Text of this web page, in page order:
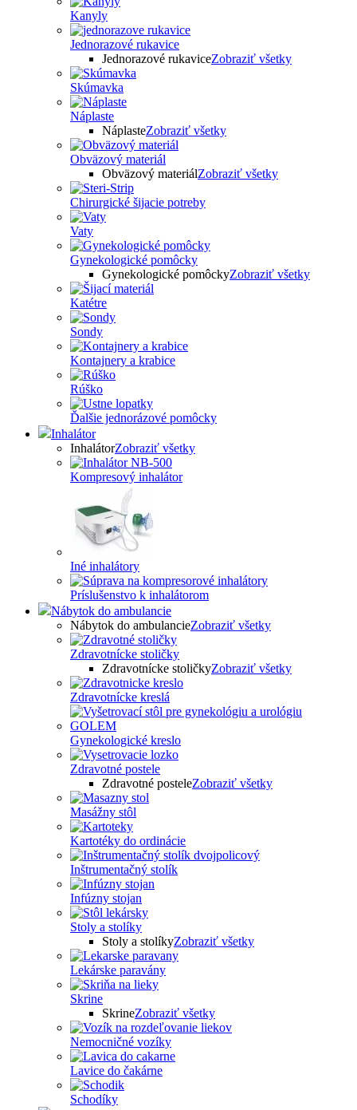
Kanyly
Jednorazové rukavice
Jednorazové rukaviceZobraziť všetky
Skúmavka
Náplaste
NáplasteZobraziť všetky
Obväzový materiál
Obväzový materiálZobraziť všetky
Chirurgické šijacie potreby
Vaty
Gynekologické pomôcky
Gynekologické pomôckyZobraziť všetky
Katétre
Sondy
Kontajnery a krabice
Rúško
Ďalšie jednorázové pomôcky
Inhalátor
InhalátorZobraziť všetky
Kompresový inhalátor
Iné inhalátory
Príslušenstvo k inhalátorom
Nábytok do ambulancie
Nábytok do ambulancieZobraziť všetky
Zdravotnícke stoličky
Zdravotnícke stoličkyZobraziť všetky
Zdravotnícke kreslá
Gynekologické kreslo
Zdravotné postele
Zdravotné posteleZobraziť všetky
Masážny stôl
Kartotéky do ordinácie
Inštrumentačný stolík
Infúzny stojan
Stoly a stolíky
Stoly a stolíkyZobraziť všetky
Lekárske paravány
Skrine
SkrineZobraziť všetky
Nemocničné vozíky
Lavice do čakárne
Schodíky